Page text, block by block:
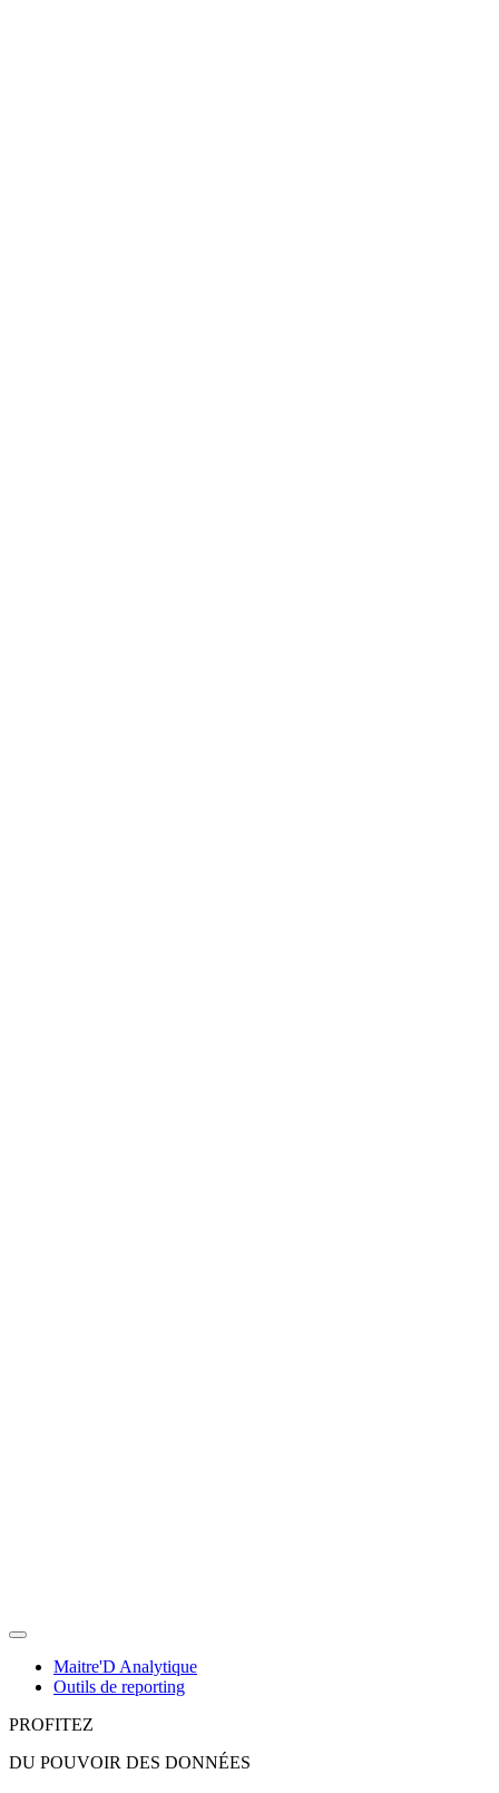
Maitre'D Analytique
Outils de reporting
PROFITEZ
DU POUVOIR DES DONNÉES